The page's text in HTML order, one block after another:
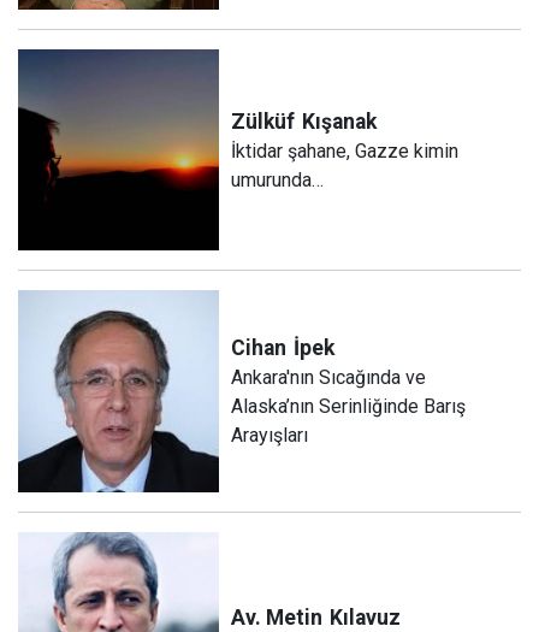
Zülküf Kışanak
İktidar şahane, Gazze kimin
umurunda…
Cihan İpek
Ankara'nın Sıcağında ve
Alaska’nın Serinliğinde Barış
Arayışları
Av. Metin Kılavuz